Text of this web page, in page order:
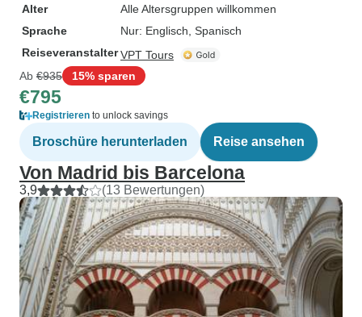
Alter
Alle Altersgruppen willkommen
Sprache
Nur: Englisch, Spanisch
ReiseveranstalterVPT Tours
Ab €935 15% sparen
€795
Registrieren to unlock savings
Broschüre herunterladen Reise ansehen
Von Madrid bis Barcelona
3,9 (13 Bewertungen)